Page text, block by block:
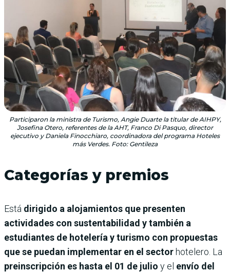
Participaron la ministra de Turismo, Angie Duarte la titular de AIHPY,
Josefina Otero, referentes de la AHT, Franco Di Pasquo, director
ejecutivo y Daniela Finocchiaro, coordinadora del programa Hoteles
más Verdes. Foto: Gentileza
Categorías y premios
Está dirigido a alojamientos que presenten
actividades con sustentabilidad y también a
estudiantes de hotelería y turismo con propuestas
que se puedan implementar en el sector hotelero. La
preinscripción es hasta el 01 de julio y el envío del